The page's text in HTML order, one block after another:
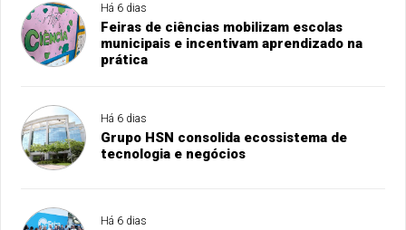
Há 6 dias
Feiras de ciências mobilizam escolas
municipais e incentivam aprendizado na
prática
Há 6 dias
Grupo HSN consolida ecossistema de
tecnologia e negócios
Há 6 dias